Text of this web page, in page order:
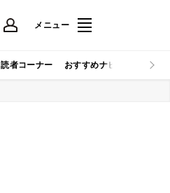
メニュー
読者コーナー おすすめナビ マイナビ